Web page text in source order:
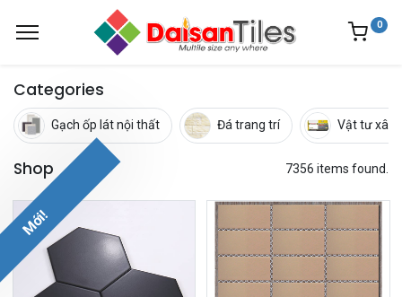
0
Categories
Gạch ốp lát nội thất Đá trang trí Vật tư xây
Shop 7356 items found.
Mới!